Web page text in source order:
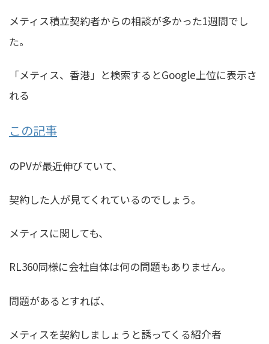
メティス積立契約者からの相談が多かった1週間でし
た。
「メティス、香港」と検索するとGoogle上位に表示さ
れる
この記事
のPVが最近伸びていて、
契約した人が見てくれているのでしょう。
メティスに関しても、
RL360同様に会社自体は何の問題もありません。
問題があるとすれば、
メティスを契約しましょうと誘ってくる紹介者